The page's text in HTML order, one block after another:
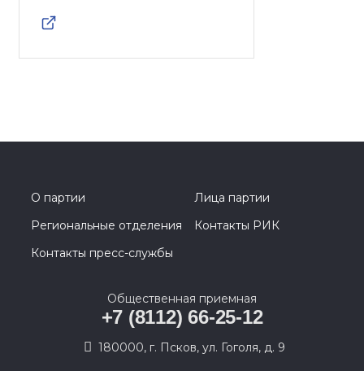
О партии
Лица партии
Региональные отделения
Контакты РИК
Контакты пресс-службы
Общественная приемная
+7 (8112) 66-25-12
180000, г. Псков, ул. Гоголя, д. 9